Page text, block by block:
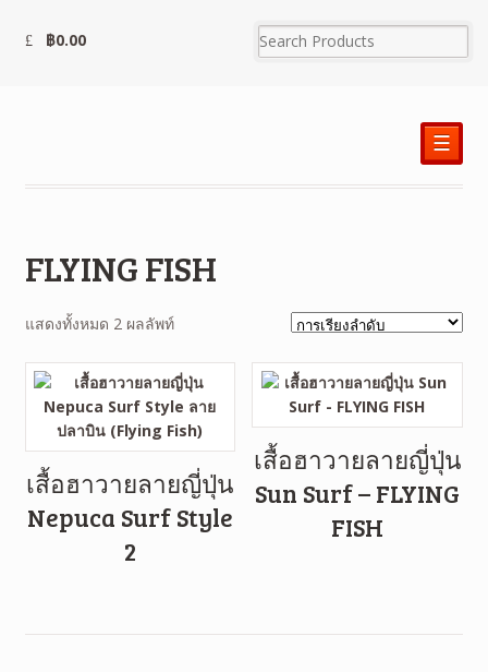
฿0.00
☰
FLYING FISH
แสดงทั้งหมด 2 ผลลัพท์
เสื้อฮาวายลายญี่ปุ่น
Nepuca Surf Style
2
เสื้อฮาวายลายญี่ปุ่น
Sun Surf – FLYING
FISH